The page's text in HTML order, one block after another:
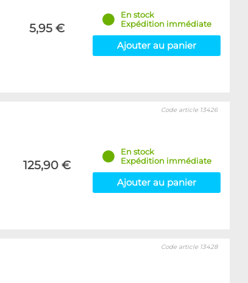
5,95 €
En stock
Expédition immédiate
Ajouter au panier
125,90 €
Code article 13426
En stock
Expédition immédiate
Ajouter au panier
Code article 13428